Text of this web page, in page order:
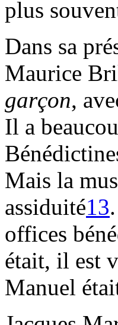
plus
Dans sa
Maurice
garçon,
Il a
Mais la
assiduité13
offices
était, il est
Manuel